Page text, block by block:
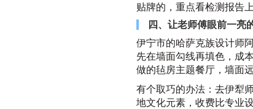
贴牌的，重点看检测报告
四、让老师傅眼前一亮
伊宁市的哈萨克族设计师
先在墙面勾线再填色，成
做的毡房主题餐厅，墙面
有个取巧的办法：去伊犁
地文化元素，收费比专业